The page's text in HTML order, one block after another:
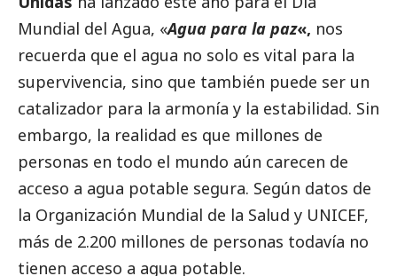
Mundial del Agua, «Agua para la paz«, nos
recuerda que el agua no solo es vital para la
supervivencia, sino que también puede ser un
catalizador para la armonía y la estabilidad. Sin
embargo, la realidad es que millones de
personas en todo el mundo aún carecen de
acceso a agua potable segura. Según datos de
la Organización Mundial de la Salud y UNICEF,
más de 2.200 millones de personas todavía no
tienen acceso a agua potable.